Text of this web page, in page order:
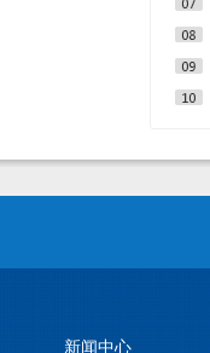
新闻中心